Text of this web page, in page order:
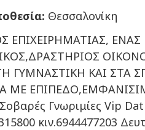
Θεσσαλονίκη
ΕΠΙΧΕΙΡΗΜΑΤΙΑΣ,
ΓΥΜΝΑΣΤΙΚΗ ΚΑΙ ΣΤΑ
ΜΕ
Γνωριμίες Vip
κιν.6944477203